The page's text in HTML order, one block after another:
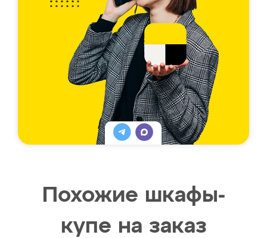
Похожие шкафы-
купе на заказ